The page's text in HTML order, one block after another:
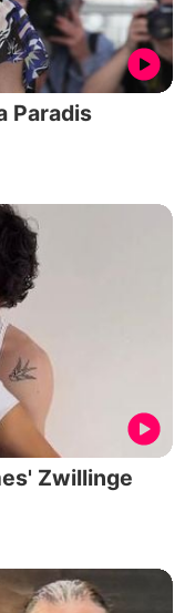
Paradis
Zwillinge